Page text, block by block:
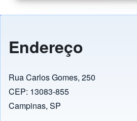
Endereço
Rua Carlos Gomes, 250
CEP: 13083-855
Campinas, SP